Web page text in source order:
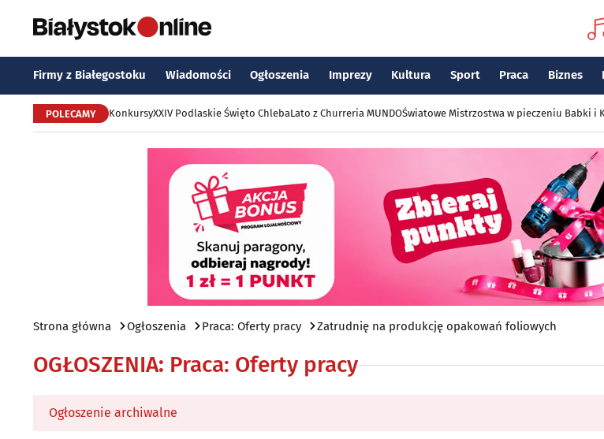
Firmy z Białegostoku Wiadomości Ogłoszenia Imprezy Kultura Sport Praca Biznes
POLECAMY KonkursyXXIV Podlaskie Święto ChlebaLato z Churreria MUNDOŚwiatowe Mistrzostwa w pieczeniu Babki i
Strona główna Ogłoszenia Praca: Oferty pracy Zatrudnię na produkcję opakowań foliowych
OGŁOSZENIA: Praca: Oferty pracy
Ogłoszenie archiwalne